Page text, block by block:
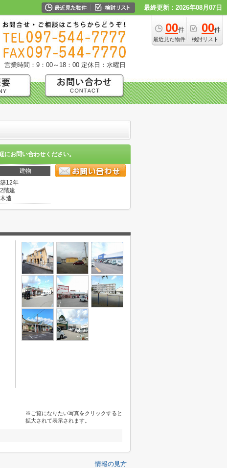
最終更新：2026年08月07日
00件
最近見た物件
00件
検討リスト
営業時間：9：00～18：00 定休日：水曜日
にお問い合わせください。
建物
築12年
2階建
木造
※ご覧になりたい写真をクリックすると
拡大されて表示されます。
情報の見方